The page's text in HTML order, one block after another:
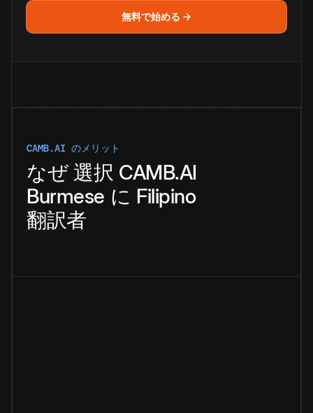
無料で始める →
CAMB.AI のメリット
なぜ 選択 CAMB.AI
Burmese に Filipino
翻訳者